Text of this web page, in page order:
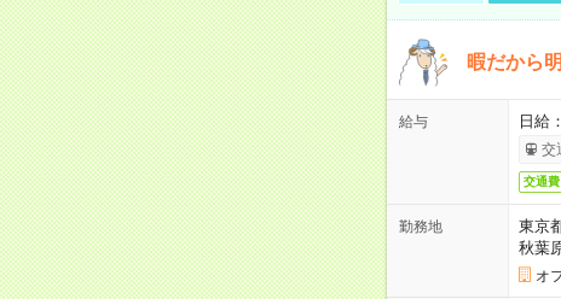
暇だから
給与 日給
交
交通費
勤務地
東京
秋葉
オ